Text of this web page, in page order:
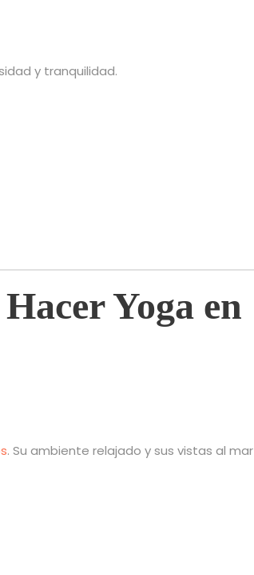
y tranquilidad.
Yoga en
. Su ambiente relajado y sus vistas al mar